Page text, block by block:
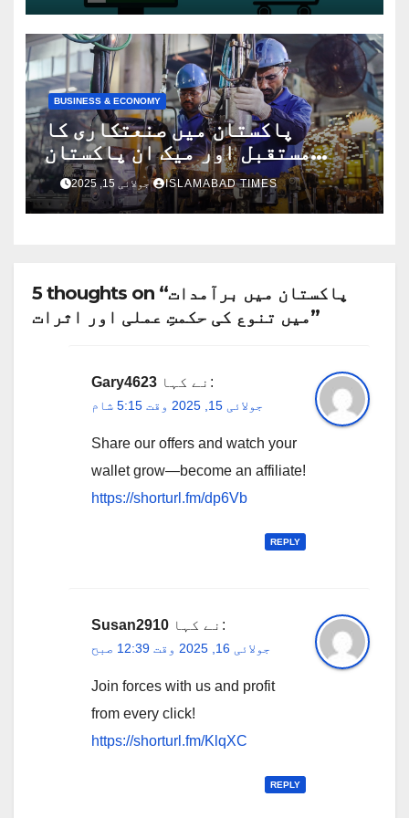
BUSINESS & ECONOMY
پاکستان میں صنعتکاری کا
مستقبل اور میک ان پاکستان
پالیسی جولائی 15, 2025 ISLAMABAD TIMES
5 thoughts on “پاکستان میں برآمدات
میں تنوع کی حکمتِ عملی اور اثرات”
Gary4623 نے کہا:
جولائی 15, 2025 وقت 5:15 شام
Share our offers and watch your
wallet grow—become an affiliate!
https://shorturl.fm/dp6Vb
REPLY
Susan2910 نے کہا:
جولائی 16, 2025 وقت 12:39 صبح
Join forces with us and profit
from every click!
https://shorturl.fm/KlqXC
REPLY